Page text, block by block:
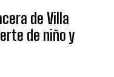
de Villa
de niño y